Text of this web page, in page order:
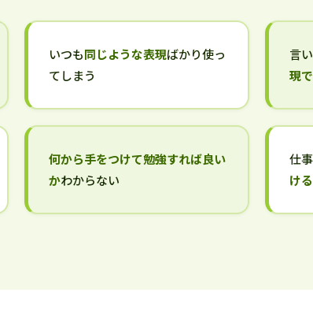
いつも同じような表現ばかり使っ
てしまう
言
現
何から手をつけて勉強すれば良い
かわからない
仕
け